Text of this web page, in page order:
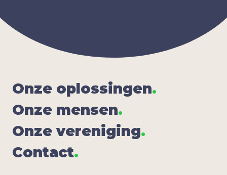
Onze oplos­sin­gen.
Onze men­sen.
Onze ver­e­ni­ging.
Con­tact.